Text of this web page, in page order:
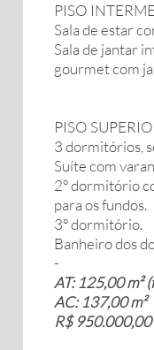
PISO
Sala de estar
Sala de jantar
gourmet com
PISO
3 dormitórios,
Suíte com
2º dormitório
para os fundos.
3º dormitório.
Banheiro dos
-
AT: 125,00 m²
AC: 137,00 m²
R$ 950.000,00